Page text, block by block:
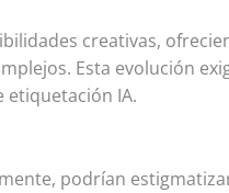
creativas,
Esta evolución
etiquetación IA.
podrían